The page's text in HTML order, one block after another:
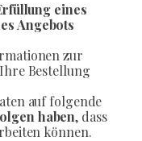
eines
Angebots
zur
Bestellung
auf folgende
haben, dass
können.